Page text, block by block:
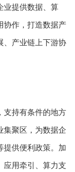
业提供数据、算
协作，打造数据产
、产业链上下游协
支持有条件的地方
集聚区，为数据企
提供便利政策。加
应用牵引、算力支